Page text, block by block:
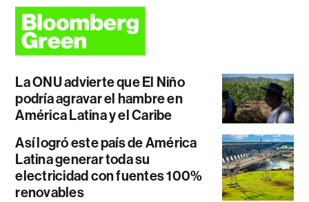
La ONU advierte que El Niño
podría agravar el hambre en
América Latina y el Caribe
Así logró este país de América
Latina generar toda su
electricidad con fuentes 100%
renovables